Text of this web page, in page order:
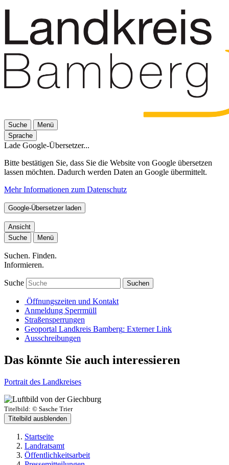
Suche
Menü
Sprache
Lade Google-Übersetzer...
Bitte bestätigen Sie, dass Sie die Website von Google übersetzen
lassen möchten. Dadurch werden Daten an Google übermittelt.
Mehr Informationen zum Datenschutz
Google-Übersetzer laden
Ansicht
Suche
Menü
Suchen. Finden.
Informieren.
Suche Suchen
Öffnungszeiten und Kontakt
Anmeldung Sperrmüll
Straßensperrungen
Geoportal Landkreis Bamberg: Externer Link
Ausschreibungen
Das könnte Sie auch interessieren
Portrait des Landkreises
Titelbild: © Sasche Trier
Titelbild ausblenden
Startseite
Landratsamt
Öffentlichkeitsarbeit